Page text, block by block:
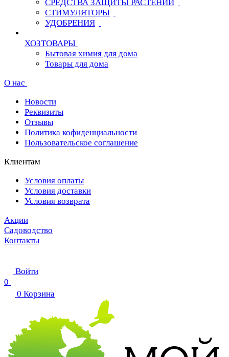
СРЕДСТВА ЗАЩИТЫ РАСТЕНИЙ
СТИМУЛЯТОРЫ
УДОБРЕНИЯ
ХОЗТОВАРЫ
Бытовая химия для дома
Товары для дома
О нас
Новости
Реквизиты
Отзывы
Политика кофиденциальности
Пользовательское соглашение
Клиентам
Условия оплаты
Условия доставки
Условия возврата
Акции
Садоводство
Контакты
Войти
0
0 Корзина